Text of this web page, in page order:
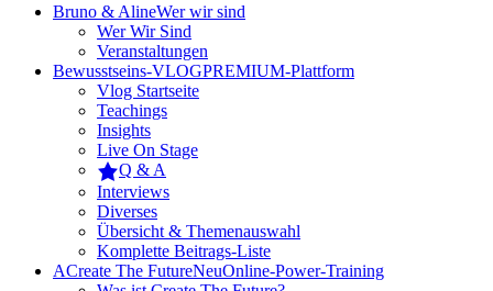
Bruno & AlineWer wir sind
Wer Wir Sind
Veranstaltungen
Bewusstseins-VLOGPREMIUM-Plattform
Vlog Startseite
Teachings
Insights
Live On Stage
Q & A
Interviews
Diverses
Übersicht & Themenauswahl
Komplette Beitrags-Liste
ACreate The FutureNeuOnline-Power-Training